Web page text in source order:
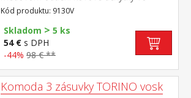
farebnom prevedení černená mosadz jedna
zásuvka s kovovými pojazdmi
Kód produktu: 9130V
Skladom > 5 ks
54 € s DPH
-44% 98 € **
Komoda 3 zásuvky TORINO vosk